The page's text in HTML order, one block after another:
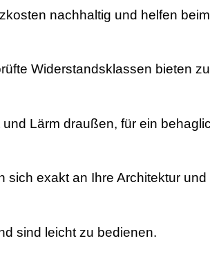
nachhaltig und helfen
Widerstandsklassen bieten
Lärm draußen, für ein
exakt an Ihre Architektur
sind leicht zu bedienen.